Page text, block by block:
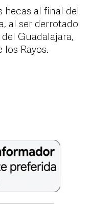
hecas al final del
al ser derrotado
Guadalajara,
los Rayos.